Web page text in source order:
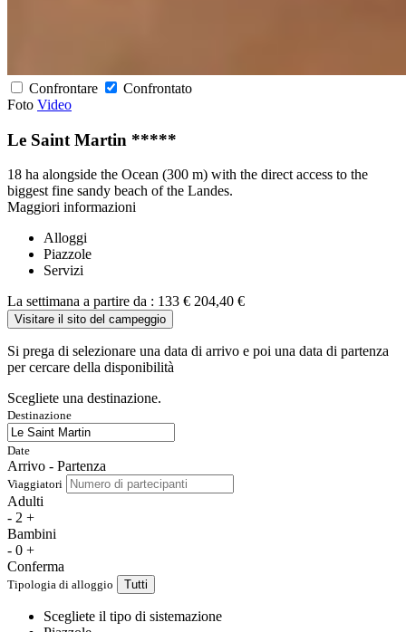
Confrontare
Confrontato
Foto Video
Le Saint Martin *****
18 ha alongside the Ocean (300 m) with the direct access to the
biggest fine sandy beach of the Landes.
Maggiori informazioni
Alloggi
Piazzole
Servizi
La settimana a partire da : 133 € 204,40 €
Visitare il sito del campeggio
Si prega di selezionare una data di arrivo e poi una data di partenza
per cercare della disponibilità
Scegliete una destinazione.
Destinazione
Date
Arrivo - Partenza
Viaggiatori
Adulti
- 2 +
Bambini
- 0 +
Conferma
Tipologia di alloggio Tutti
Scegliete il tipo di sistemazione